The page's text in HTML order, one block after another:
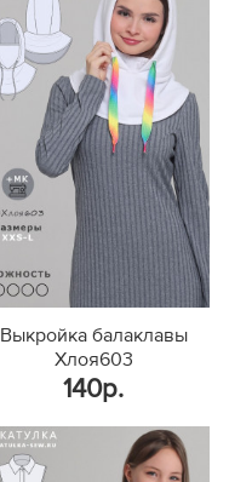
Выкройка балаклавы
Хлоя603
140р.